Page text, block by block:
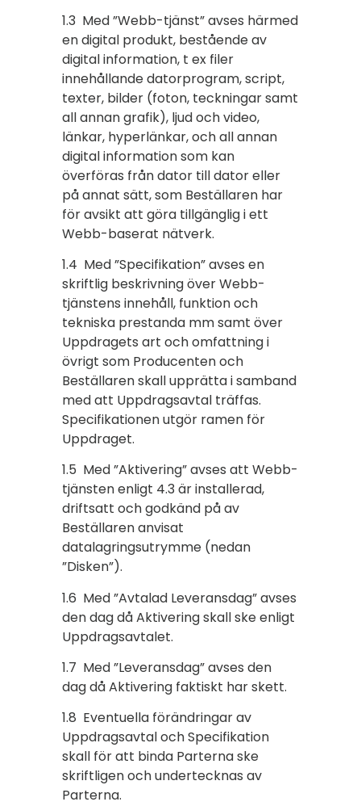
1.3 Med ”Webb-tjänst” avses härmed
en digital produkt, bestående av
digital information, t ex filer
innehållande datorprogram, script,
texter, bilder (foton, teckningar samt
all annan grafik), ljud och video,
länkar, hyperlänkar, och all annan
digital information som kan
överföras från dator till dator eller
på annat sätt, som Beställaren har
för avsikt att göra tillgänglig i ett
Webb-baserat nätverk.
1.4 Med ”Specifikation” avses en
skriftlig beskrivning över Webb-
tjänstens innehåll, funktion och
tekniska prestanda mm samt över
Uppdragets art och omfattning i
övrigt som Producenten och
Beställaren skall upprätta i samband
med att Uppdragsavtal träffas.
Specifikationen utgör ramen för
Uppdraget.
1.5 Med ”Aktivering” avses att Webb-
tjänsten enligt 4.3 är installerad,
driftsatt och godkänd på av
Beställaren anvisat
datalagringsutrymme (nedan
”Disken”).
1.6 Med ”Avtalad Leveransdag” avses
den dag då Aktivering skall ske enligt
Uppdragsavtalet.
1.7 Med ”Leveransdag” avses den
dag då Aktivering faktiskt har skett.
1.8 Eventuella förändringar av
Uppdragsavtal och Specifikation
skall för att binda Parterna ske
skriftligen och undertecknas av
Parterna.